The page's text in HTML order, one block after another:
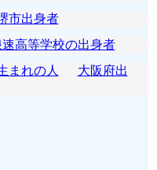
市出身者
高等学校の出身者
まれの人
大阪府出